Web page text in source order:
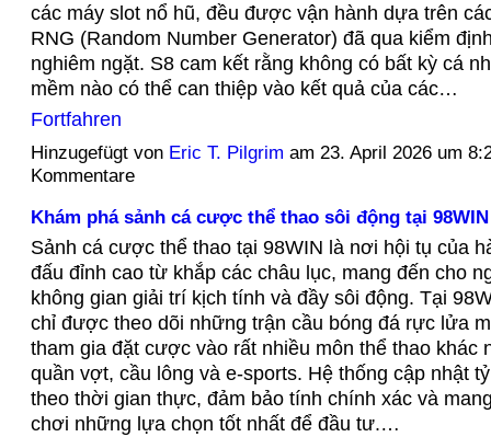
các máy slot nổ hũ, đều được vận hành dựa trên
RNG (Random Number Generator) đã qua kiểm
nghiêm ngặt. S8 cam kết rằng không có bất kỳ cá
mềm nào có thể can thiệp vào kết quả của các…
Fortfahren
Hinzugefügt von Eric T. Pilgrim am 23. April 2026 um
Kommentare
Khám phá sảnh cá cược thể thao sôi động tại 98WIN
Sảnh cá cược thể thao tại 98WIN là nơi hội tụ của
đấu đỉnh cao từ khắp các châu lục, mang đến cho
không gian giải trí kịch tính và đầy sôi động. Tại
chỉ được theo dõi những trận cầu bóng đá rực lửa
tham gia đặt cược vào rất nhiều môn thể thao khác
quần vợt, cầu lông và e-sports. Hệ thống cập nhật
theo thời gian thực, đảm bảo tính chính xác và
chơi những lựa chọn tốt nhất để đầu tư.…